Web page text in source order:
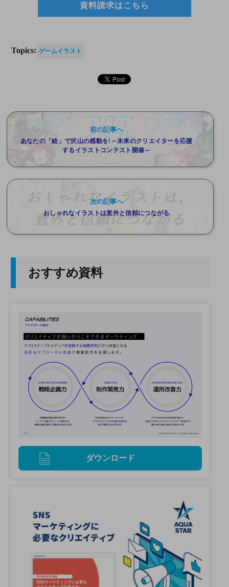
資料請求はこちら
Topics: ゲームイラスト
前の記事へ
あなたの「絵」で沢山の感動を!～未来のクリエイターを応援
するイラストコンテスト開催～
次の記事へ
おしゃれなイラストは意外と信頼につながる
おすすめ資料
ダウンロード